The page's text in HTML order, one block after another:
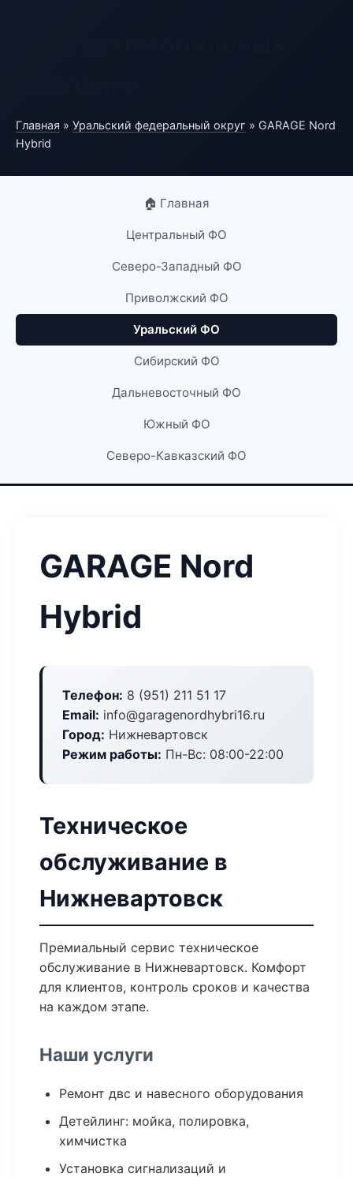
Главная » Уральский федеральный округ » GARAGE Nord
Hybrid
🏠 Главная
Центральный ФО
Северо-Западный ФО
Приволжский ФО
Уральский ФО
Сибирский ФО
Дальневосточный ФО
Южный ФО
Северо-Кавказский ФО
GARAGE Nord
Hybrid
Телефон: 8 (951) 211 51 17
Email: info@garagenordhybri16.ru
Город: Нижневартовск
Режим работы: Пн-Вс: 08:00-22:00
Техническое
обслуживание в
Нижневартовск
Премиальный сервис техническое
обслуживание в Нижневартовск. Комфорт
для клиентов, контроль сроков и качества
на каждом этапе.
Наши услуги
Ремонт двс и навесного оборудования
Детейлинг: мойка, полировка,
химчистка
Установка сигнализаций и